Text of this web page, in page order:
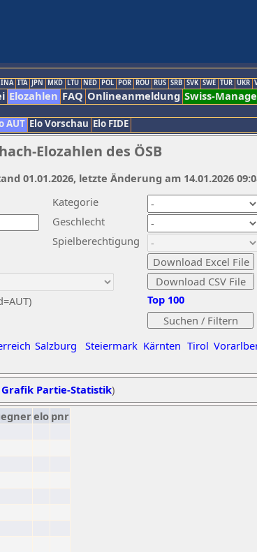
INA ITA JPN MKD LTU NED POL POR ROU RUS SRB SVK SWE TUR UKR
Elozahlen FAQ Onlineanmeldung Swiss-
AUT Elo Vorschau Elo FIDE
Elozahlen des ÖSB
Kategorie
Geschlecht
Spielberechtigung
Salzburg Steiermark Kärnten Tirol
Top 100
01.01.2026, letzte Änderung am 14.01.2026
Grafik Partie-Statistik)
elo pnr